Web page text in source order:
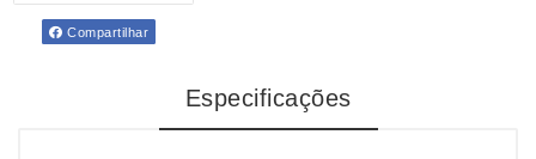
Compartilhar
Especificações